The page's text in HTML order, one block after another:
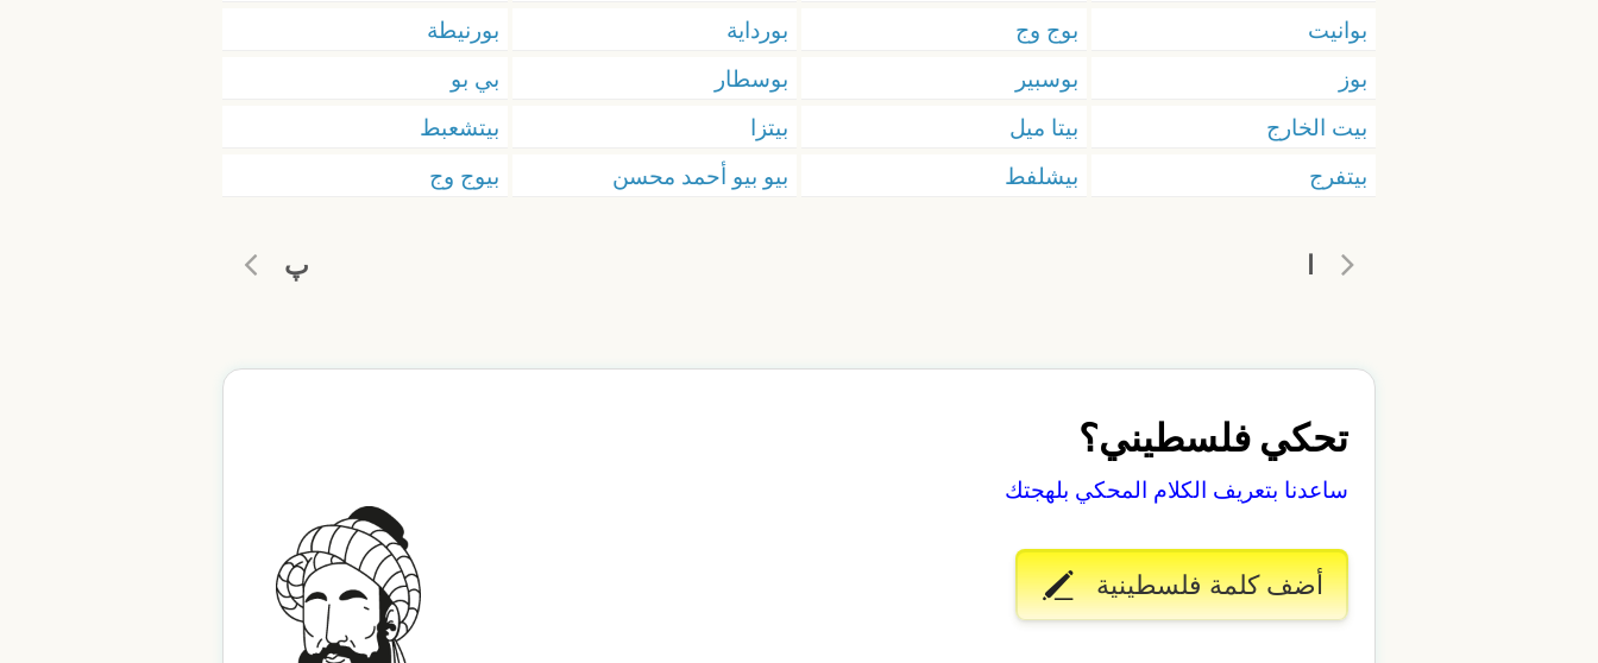
بوانيت
بوج وج بورداية
بورنيطة
بوز
بوسبير بوسطار
بي بو
بيت الخارج
بيتا ميل بيتزا
بيتشعبط
بيتفرج
بيشلفط بيو بيو أحمد محسن بيوج وج
ا پ
تحكي فلسطيني؟
ساعدنا بتعريف الكلام المحكي بلهجتك
أضف كلمة فلسطينية